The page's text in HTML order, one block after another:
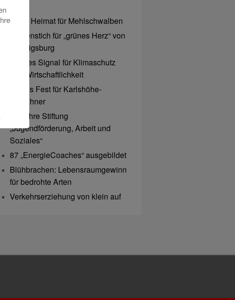
Neue Heimat für Mehlschwalben
Spatenstich für „grünes Herz“ von
Ludwigsburg
Starkes Signal für Klimaschutz
und Wirtschaftlichkeit
Frohes Fest für Karlshöhe-
Bewohner
30 Jahre Stiftung
„Jugendförderung, Arbeit und
Soziales“
87 „EnergieCoaches“ ausgebildet
Blühbrachen: Lebensraumgewinn
für bedrohte Arten
Verkehrserziehung von klein auf